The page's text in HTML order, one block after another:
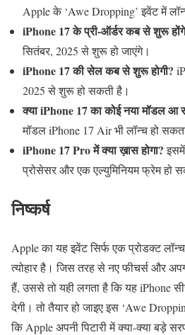
Apple के ‘Awe Dropping’ इवेंट में
iPhone 17 के प्री-ऑर्डर कब से शुरू
सितंबर, 2025 से शुरू हो जाएंगे।
iPhone 17 की सेल कब से शुरू होगी?
2025 से शुरू हो सकती है।
क्या iPhone 17 का कोई नया मॉडल आ
मॉडल iPhone 17 Air भी लॉन्च हो
iPhone 17 Pro में क्या ख़ास होगा?
प्रोसेसर और एक एल्युमिनियम फ्रेम हो
निष्कर्ष
Apple का यह इवेंट सिर्फ एक प्रोडक्ट
त्योहार है। जिस तरह से नए फीचर्स और
हैं, उससे तो यही लगता है कि यह iPhone
देगी। तो तैयार हो जाइए इस ‘Awe
कि Apple अपनी पिटारी में क्या-क्या बड़े